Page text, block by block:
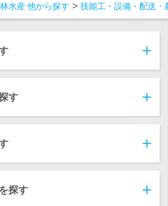
水産 他から探す 技能工・設備・配送・
す
探す